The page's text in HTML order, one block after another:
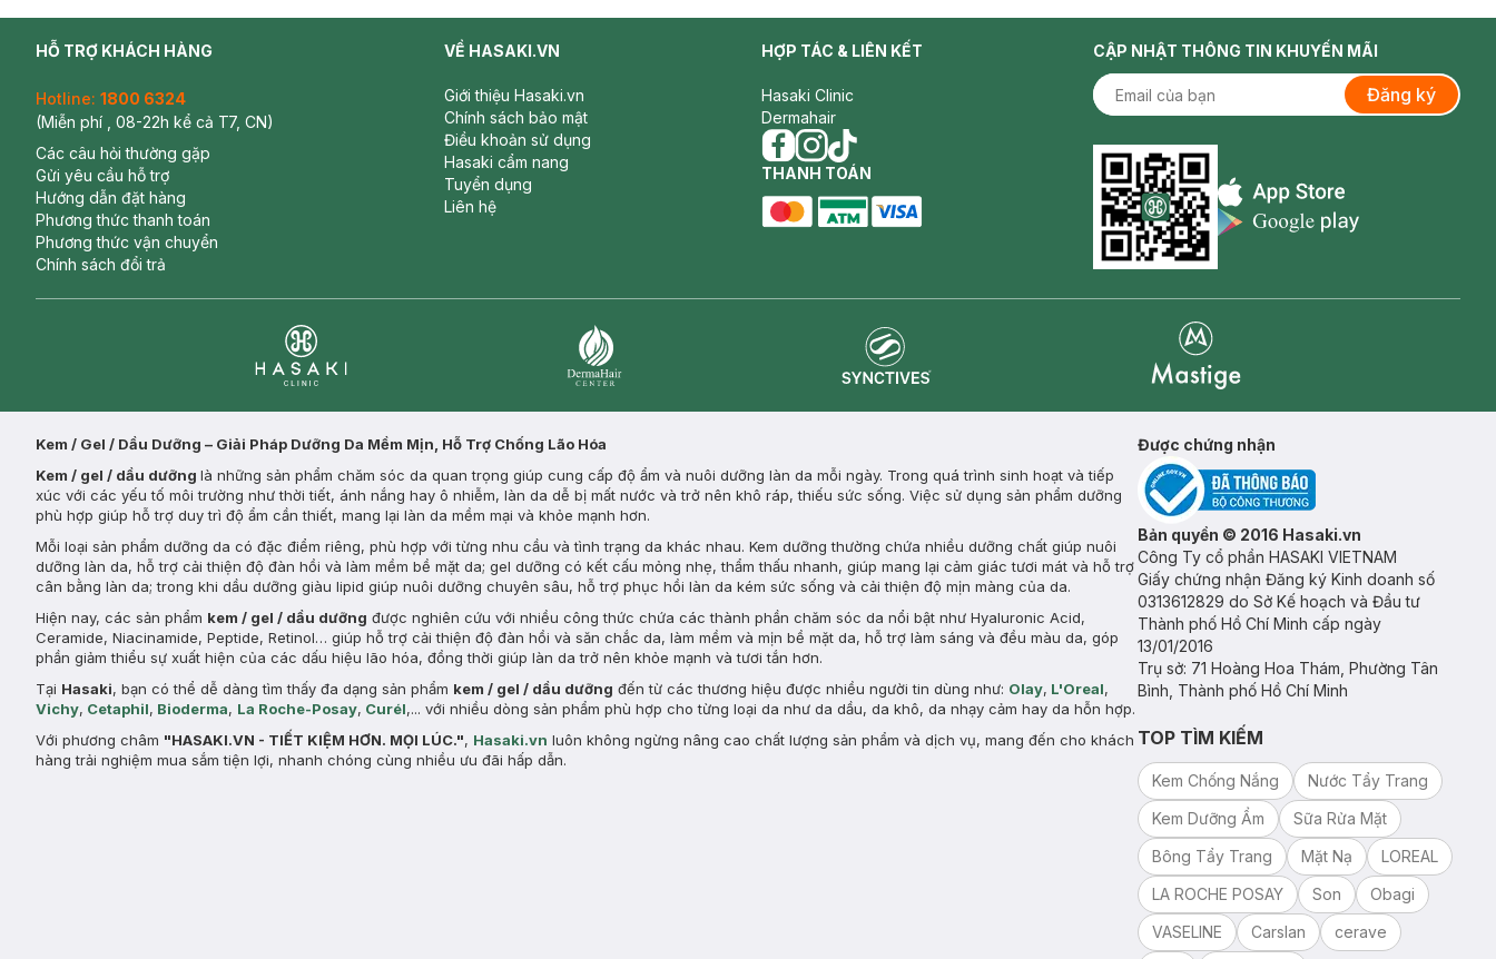
HỖ TRỢ KHÁCH HÀNG
Hotline: 1800 6324
(Miễn phí , 08-22h kể cả T7, CN)
Các câu hỏi thường gặp
Gửi yêu cầu hỗ trợ
Hướng dẫn đặt hàng
Phương thức thanh toán
Phương thức vận chuyển
Chính sách đổi trả
VỀ HASAKI.VN
Giới thiệu Hasaki.vn
Chính sách bảo mật
Điều khoản sử dụng
Hasaki cẩm nang
Tuyển dụng
Liên hệ
HỢP TÁC & LIÊN KẾT
Hasaki Clinic
Dermahair
facebook
instagram
tiktok
THANH TOÁN
CẬP NHẬT THÔNG TIN KHUYẾN MÃI
Đăng ký
Appstore icon
Kem / Gel / Dầu Dưỡng – Giải Pháp Dưỡng Da Mềm Mịn, Hỗ Trợ Chống Lão Hóa
Kem / gel / dầu dưỡng là những sản phẩm chăm sóc da quan trọng giúp cung cấp độ ẩm và nuôi dưỡng làn da mỗi ngày. Trong quá trình sinh hoạt và tiếp
xúc với các yếu tố môi trường như thời tiết, ánh nắng hay ô nhiễm, làn da dễ bị mất nước và trở nên khô ráp, thiếu sức sống. Việc sử dụng sản phẩm dưỡng
phù hợp giúp hỗ trợ duy trì độ ẩm cần thiết, mang lại làn da mềm mại và khỏe mạnh hơn.
Mỗi loại sản phẩm dưỡng da có đặc điểm riêng, phù hợp với từng nhu cầu và tình trạng da khác nhau. Kem dưỡng thường chứa nhiều dưỡng chất giúp nuôi
dưỡng làn da, hỗ trợ cải thiện độ đàn hồi và làm mềm bề mặt da; gel dưỡng có kết cấu mỏng nhẹ, thẩm thấu nhanh, giúp mang lại cảm giác tươi mát và hỗ trợ
cân bằng làn da; trong khi dầu dưỡng giàu lipid giúp nuôi dưỡng chuyên sâu, hỗ trợ phục hồi làn da kém sức sống và cải thiện độ mịn màng của da.
Hiện nay, các sản phẩm kem / gel / dầu dưỡng được nghiên cứu với nhiều công thức chứa các thành phần chăm sóc da nổi bật như Hyaluronic Acid,
Ceramide, Niacinamide, Peptide, Retinol… giúp hỗ trợ cải thiện độ đàn hồi và săn chắc da, làm mềm và mịn bề mặt da, hỗ trợ làm sáng và đều màu da, góp
phần giảm thiểu sự xuất hiện của các dấu hiệu lão hóa, đồng thời giúp làn da trở nên khỏe mạnh và tươi tắn hơn.
Tại Hasaki, bạn có thể dễ dàng tìm thấy đa dạng sản phẩm kem / gel / dầu dưỡng đến từ các thương hiệu được nhiều người tin dùng như: Olay, L'Oreal,
Vichy, Cetaphil, Bioderma, La Roche-Posay, Curél,... với nhiều dòng sản phẩm phù hợp cho từng loại da như da dầu, da khô, da nhạy cảm hay da hỗn hợp.
Với phương châm "HASAKI.VN - TIẾT KIỆM HƠN. MỌI LÚC.", Hasaki.vn luôn không ngừng nâng cao chất lượng sản phẩm và dịch vụ, mang đến cho khách
hàng trải nghiệm mua sắm tiện lợi, nhanh chóng cùng nhiều ưu đãi hấp dẫn.
Được chứng nhận
Bản quyền © 2016 Hasaki.vn
Công Ty cổ phần HASAKI VIETNAM
Giấy chứng nhận Đăng ký Kinh doanh số
0313612829 do Sở Kế hoạch và Đầu tư
Thành phố Hồ Chí Minh cấp ngày
13/01/2016
Trụ sở: 71 Hoàng Hoa Thám, Phường Tân
Bình, Thành phố Hồ Chí Minh
TOP TÌM KIẾM
Kem Chống Nắng
Nước Tẩy Trang
Kem Dưỡng Ẩm
Sữa Rửa Mặt
Bông Tẩy Trang
Mặt Nạ
LOREAL
LA ROCHE POSAY
Son
Obagi
VASELINE
Carslan
cerave